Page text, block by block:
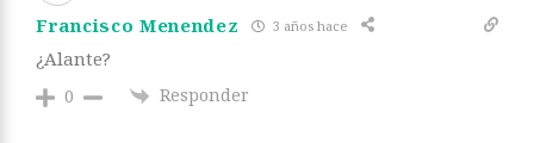
Francisco Menendez 3 años hace
¿Alante?
0 Responder